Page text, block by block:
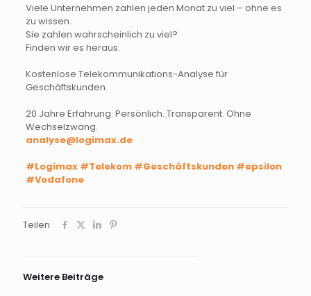
Viele Unternehmen zahlen jeden Monat zu viel – ohne es
zu wissen.
Sie zahlen wahrscheinlich zu viel?
Finden wir es heraus.
Kostenlose Telekommunikations-Analyse für
Geschäftskunden.
20 Jahre Erfahrung. Persönlich. Transparent. Ohne
Wechselzwang.
analyse@logimax.de
#Logimax #Telekom #Geschäftskunden #epsilon
#Vodafone
Teilen
Weitere Beiträge